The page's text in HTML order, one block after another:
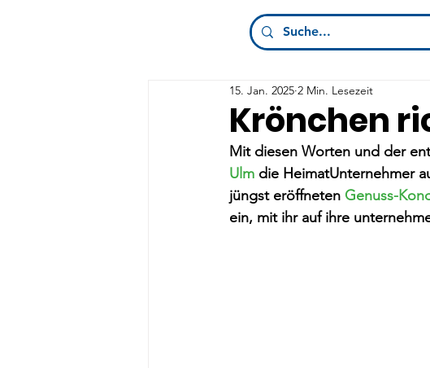
Krönchen
15. Jan. 2025 2 Min. Lesezeit
Mit diesen Worten und der
Ulm die HeimatUnternehmer
jüngst eröffneten Genuss-
ein, mit ihr auf ihre